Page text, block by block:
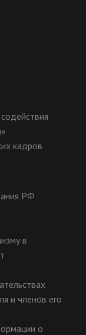
кадров
РФ
в
и членов его
о